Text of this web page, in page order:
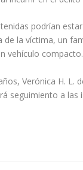
podrían
la víctima, un
vehículo compacto.
Verónica H. L.
seguimiento a las